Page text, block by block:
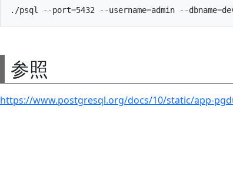
参照
https://www.postgresql.org/docs/10/static/app-